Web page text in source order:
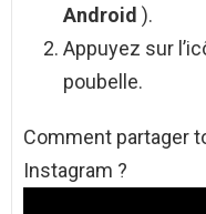
Android ).
Appuyez sur
poubelle.
Comment partager
Instagram ?